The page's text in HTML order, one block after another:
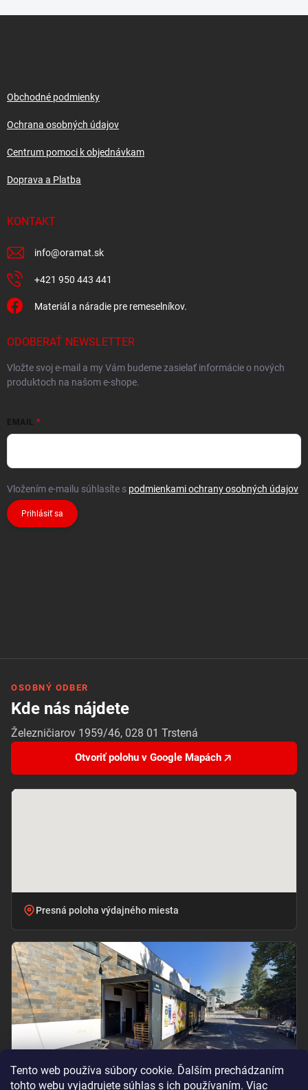
Tento web používa súbory cookie. Ďalším prechádzaním
tohto webu vyjadrujete súhlas s ich používaním. Viac
Obchodné podmienky
Ochrana osobných údajov
Centrum pomoci k objednávkam
Doprava a Platba
KONTAKT
info@oramat.sk
+421 950 443 441
Materiál a náradie pre remeselníkov.
ODOBERAŤ NEWSLETTER
Vložte svoj e-mail a my Vám budeme zasielať informácie o nových
produktoch na našom e-shope.
EMAIL
Vložením e-mailu súhlasíte s podmienkami ochrany osobných údajov
Prihlásiť sa
OSOBNÝ ODBER
Kde nás nájdete
Železničiarov 1959/46, 028 01 Trstená
Otvoriť polohu v Google Mapách
Presná poloha výdajného miesta